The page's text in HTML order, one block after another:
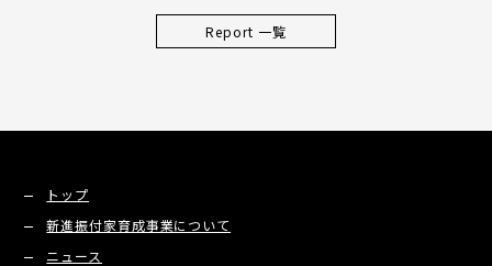
Report 一覧
トップ
新進振付家育成事業について
ニュース